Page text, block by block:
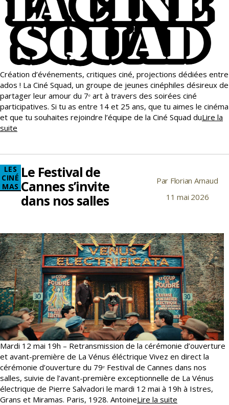
Création d’événements, critiques ciné, projections dédiées entre
ados ! La Ciné Squad, un groupe de jeunes cinéphiles désireux de
partager leur amour du 7ᵉ art à travers des soirées ciné
participatives. Si tu as entre 14 et 25 ans, que tu aimes le cinéma
et que tu souhaites rejoindre l’équipe de la Ciné Squad duLire la
suite
du
Coluche
!
Catégories
LES
CINÉ
MAS
Le Festival de
Cannes s’invite
dans nos salles
Auteur
l’article
Par Florian Arnaud
Date11 mai 2026
Mardi 12 mai 19h – Retransmission de la cérémonie d’ouverture
et avant-première de La Vénus éléctrique Vivez en direct la
cérémonie d’ouverture du 79ᵉ Festival de Cannes dans nos
salles, suivie de l’avant-première exceptionnelle de La Vénus
électrique de Pierre Salvadori le mardi 12 mai à 19h à Istres,
Grans et Miramas. Paris, 1928. AntoineLire la suite